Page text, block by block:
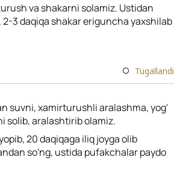
va shakarni solamiz. Ustidan
2-3 daqiqa shakar eriguncha yaxshilab
Tugallandi
suvni, xamirturushli aralashma, yog'
solib, aralashtirib olamiz.
20 daqiqaga iliq joyga olib
so'ng, ustida pufakchalar paydo